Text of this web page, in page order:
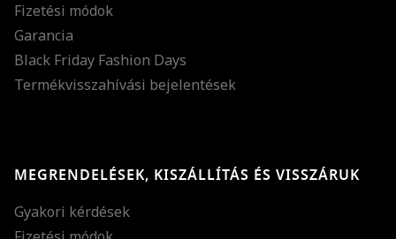
Fizetési módok
Garancia
Black Friday Fashion Days
Termékvisszahívási bejelentések
MEGRENDELÉSEK, KISZÁLLÍTÁS ÉS VISSZÁRUK
Gyakori kérdések